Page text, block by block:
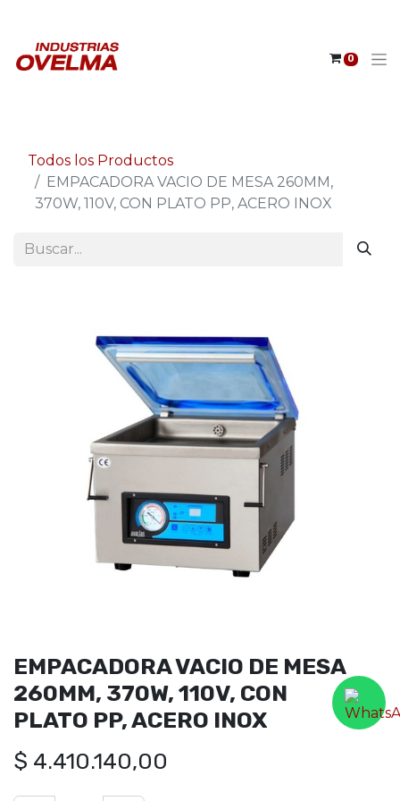
0
Todos los Productos
EMPACADORA VACIO DE MESA 260MM,
370W, 110V, CON PLATO PP, ACERO INOX
EMPACADORA VACIO DE MESA
260MM, 370W, 110V, CON
PLATO PP, ACERO INOX
$ 4.410.140,00